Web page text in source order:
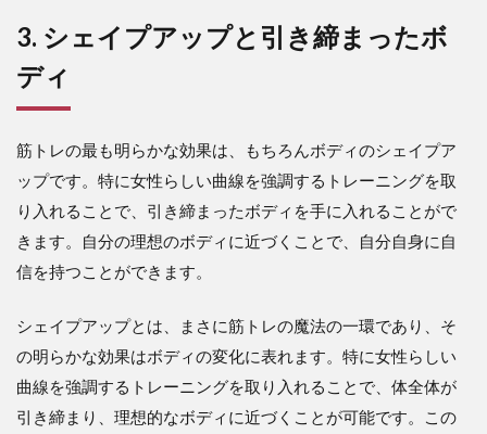
3. シェイプアップと引き締まったボ
ディ
筋トレの最も明らかな効果は、もちろんボディのシェイプア
ップです。特に女性らしい曲線を強調するトレーニングを取
り入れることで、引き締まったボディを手に入れることがで
きます。自分の理想のボディに近づくことで、自分自身に自
信を持つことができます。
シェイプアップとは、まさに筋トレの魔法の一環であり、そ
の明らかな効果はボディの変化に表れます。特に女性らしい
曲線を強調するトレーニングを取り入れることで、体全体が
引き締まり、理想的なボディに近づくことが可能です。この